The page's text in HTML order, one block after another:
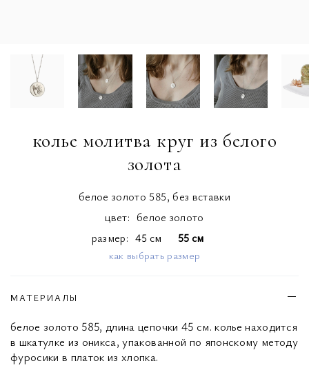
колье молитва круг из белого
золота
белое золото 585, без вставки
цвет: белое золото
размер
45 см 55 см
как выбрать размер
МАТЕРИАЛЫ
белое золото 585, длина цепочки 45 см. колье находится
в шкатулке из оникса, упакованной по японскому методу
фуросики в платок из хлопка.